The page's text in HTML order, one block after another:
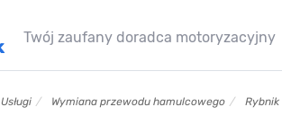
Twój zaufany doradca motoryzacyjny
Usługi Wymiana przewodu hamulcowego Rybnik